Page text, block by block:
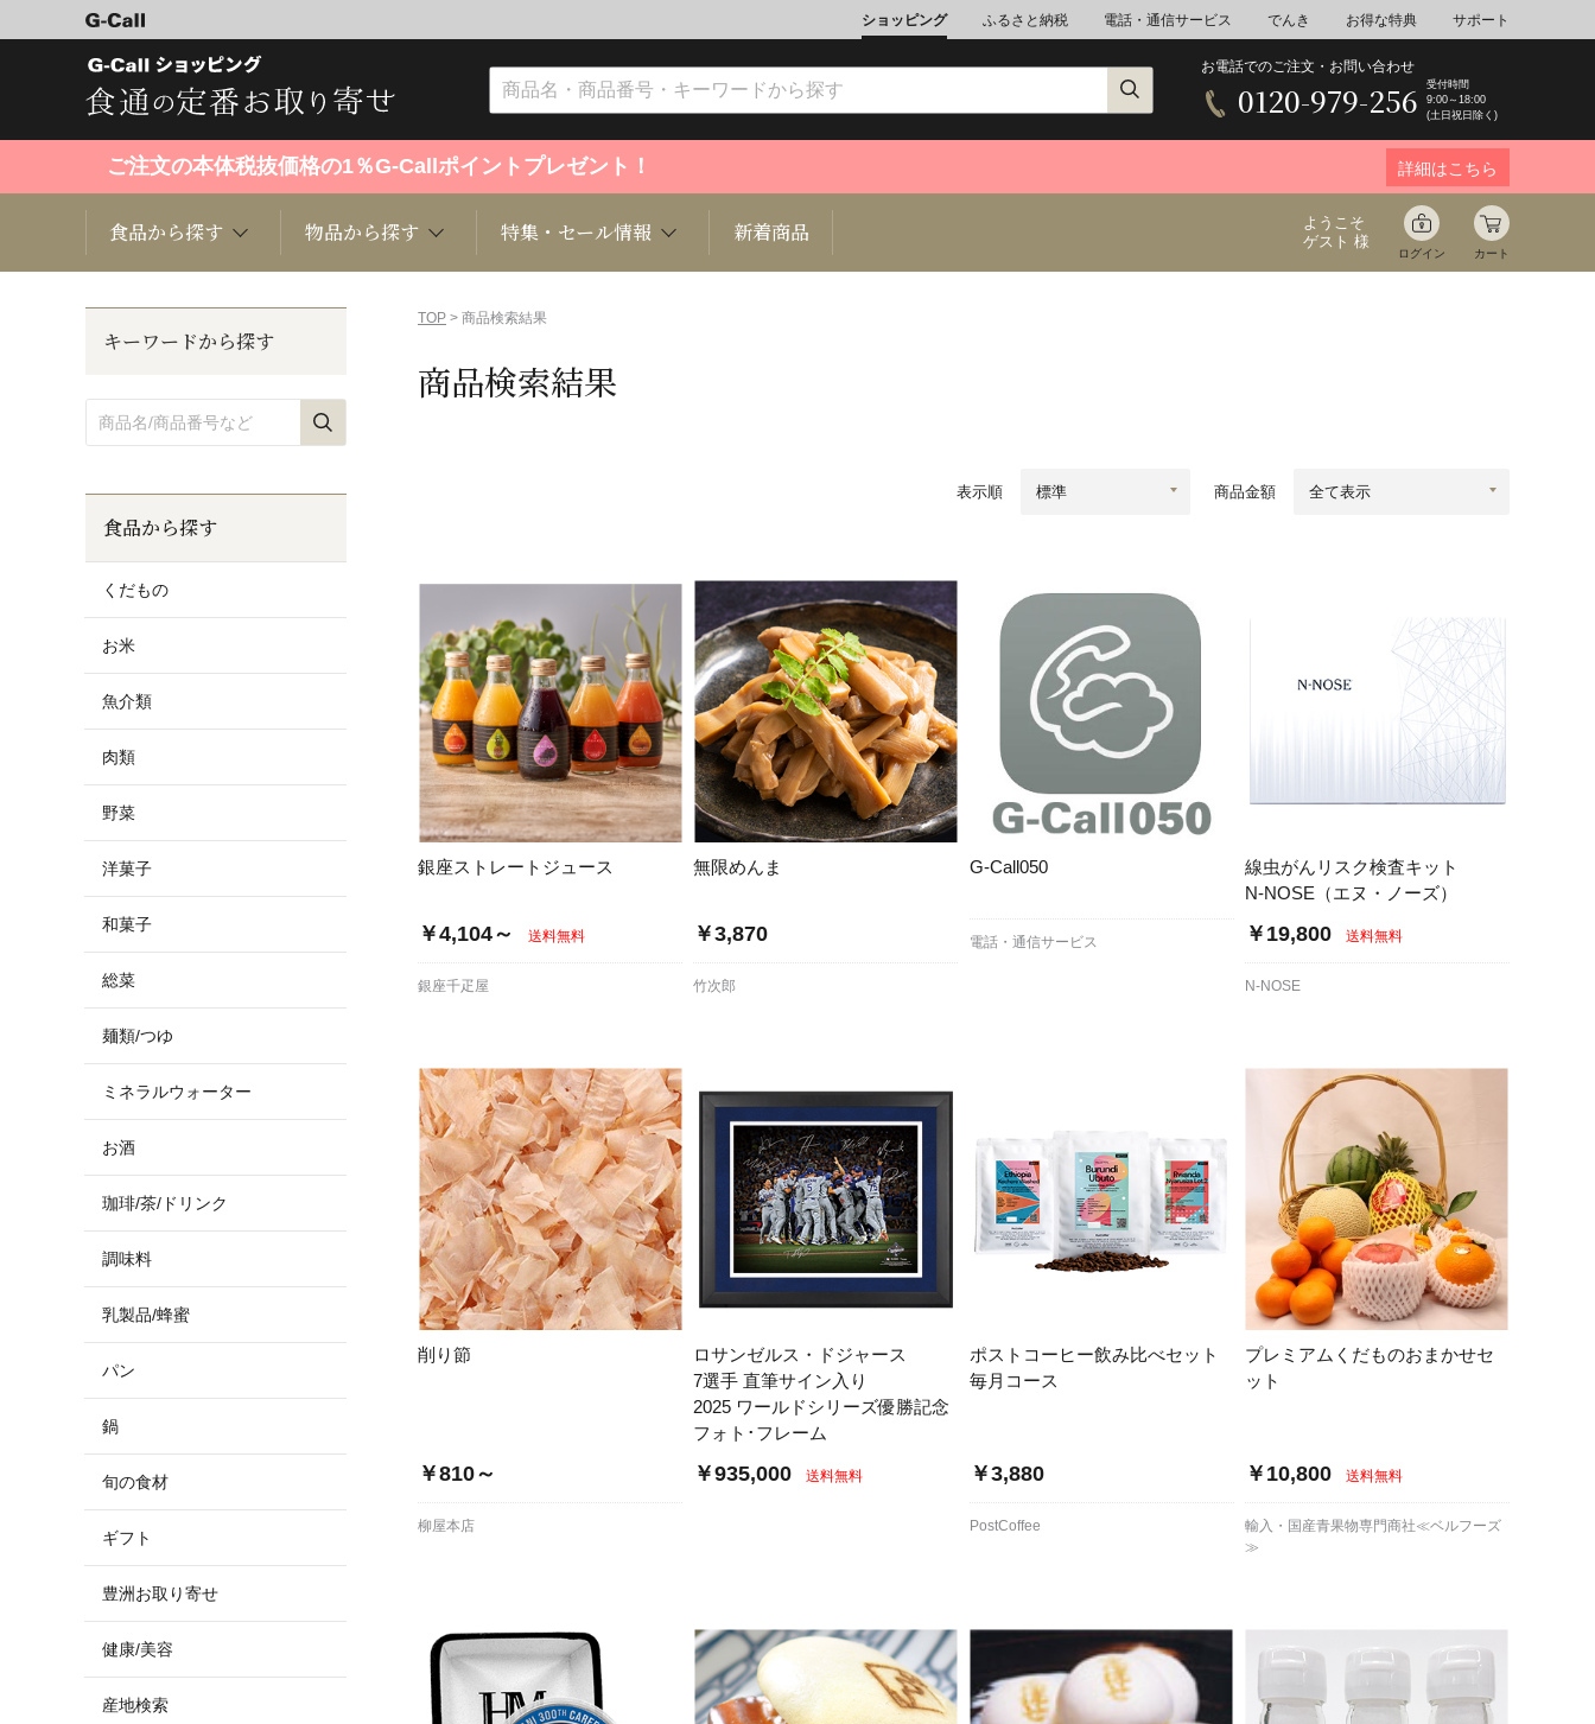
ショッピング ふるさと納税 電話・通信サービス でんき お得な特典 サポート
お電話でのご注文・お問い合わせ
0120-979-256
受付時間
9:00～18:00
(土日祝日除く)
ご注文の本体税抜価格の1％G-Callポイントプレゼント！ 詳細はこちら
食品から探す
お米
鍋 旬の食材 ギフト 豊洲お取り寄せ
物品から探す
芸能・文化
健康/美容 ペット関連
特集・セール情報 新着商品
ようこそ
ゲスト 様
ログイン カート
TOP > 商品検索結果
商品検索結果
表示順 商品金額
銀座ストレートジュース
￥4,104～ 送料無料
銀座千疋屋
無限めんま
￥3,870
竹次郎
G-Call050
電話・通信サービス
線虫がんリスク検査キット
N-NOSE（エヌ・ノーズ）
￥19,800 送料無料
N-NOSE
削り節
￥810～
柳屋本店
ロサンゼルス・ドジャース
7選手 直筆サイン入り
2025 ワールドシリーズ優勝記念
フォト･フレーム
￥935,000 送料無料
ポストコーヒー飲み比べセット
毎月コース
￥3,880
PostCoffee
プレミアムくだものおまかせセ
ット
￥10,800 送料無料
輸入・国産青果物専門商社≪ベルフーズ
≫
キーワードから探す
食品から探す
くだもの
お米
魚介類
肉類
野菜
洋菓子
和菓子
総菜
麺類/つゆ
ミネラルウォーター
お酒
珈琲/茶/ドリンク
調味料
乳製品/蜂蜜
パン
鍋
旬の食材
ギフト
豊洲お取り寄せ
健康/美容
産地検索